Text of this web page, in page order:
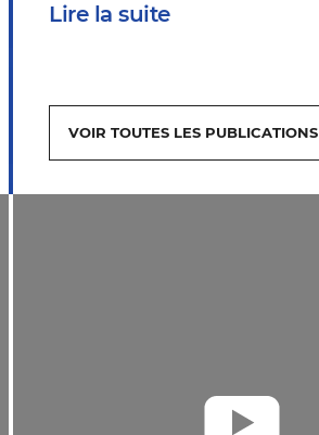
Lire la suite
VOIR TOUTES LES PUBLICATIONS